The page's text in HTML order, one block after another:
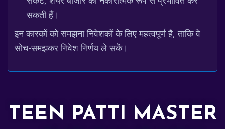
सकती हैं।
इन कारकों को समझना निवेशकों के लिए महत्वपूर्ण है, ताकि वे
सोच-समझकर निवेश निर्णय ले सकें।
TEEN PATTI MASTER